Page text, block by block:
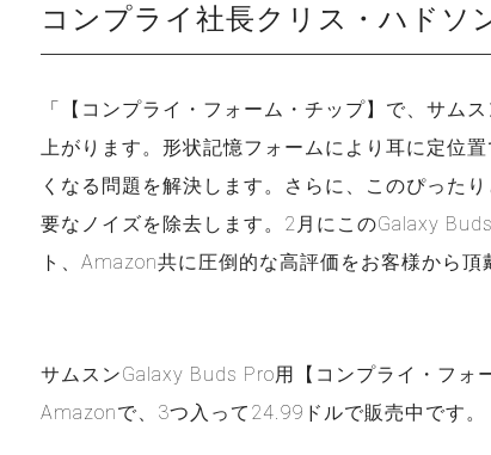
コンプライ社長クリス・ハドソ
「【コンプライ・フォーム・チップ】で、サム
上がります。形状記憶フォームにより耳に定位
くなる問題を解決します。さらに、このぴった
要なノイズを除去します。2月にこのGalaxy
ト、Amazon共に圧倒的な高評価をお客様から頂
サムスンGalaxy Buds Pro用【コンプライ・フォ
Amazonで、3つ入って24.99ドルで販売中です。